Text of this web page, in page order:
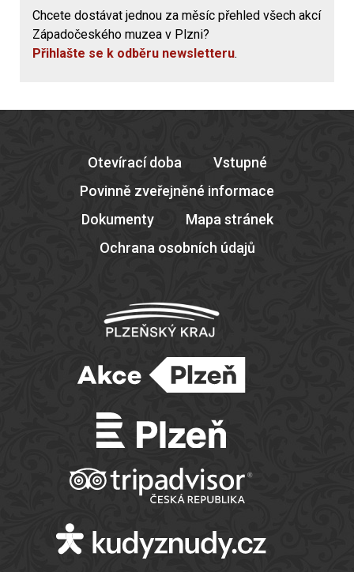
Chcete dostávat jednou za měsíc přehled všech akcí
Západočeského muzea v Plzni?
Přihlašte se k odběru newsletteru.
Otevírací doba
Vstupné
Povinně zveřejněné informace
Dokumenty
Mapa stránek
Ochrana osobních údajů